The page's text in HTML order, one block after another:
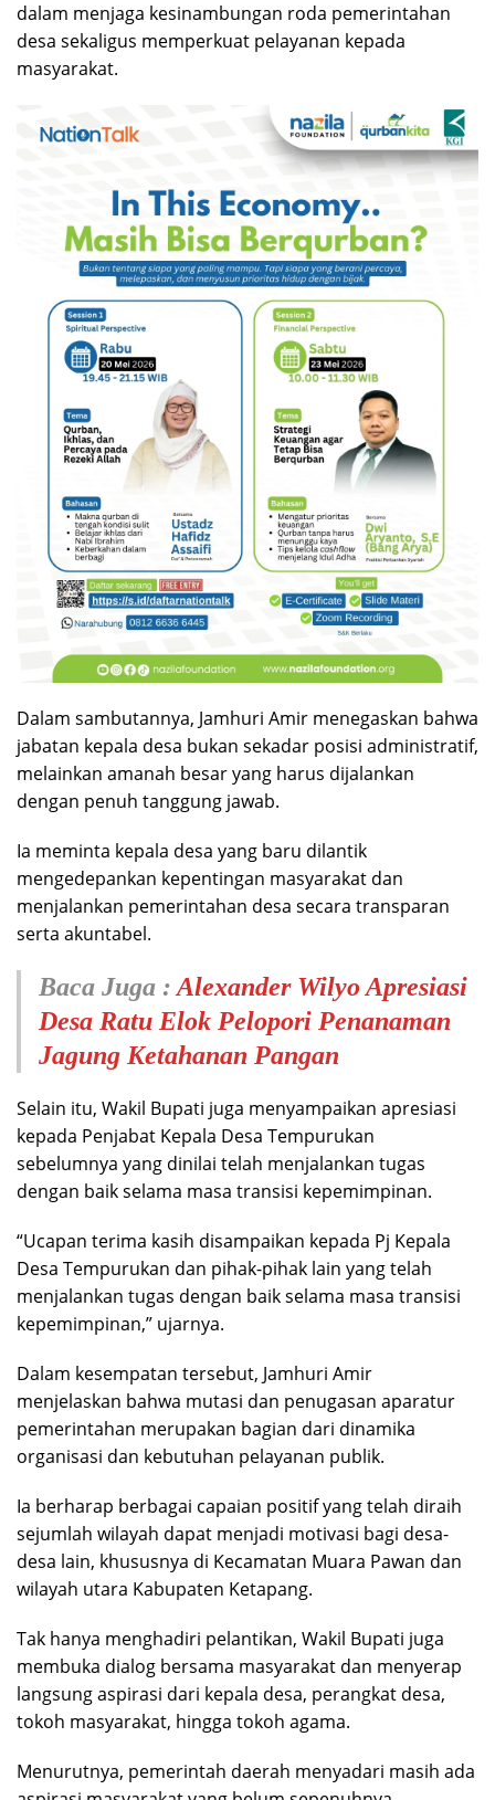
dalam menjaga kesinambungan roda pemerintahan
desa sekaligus memperkuat pelayanan kepada
masyarakat.
Dalam sambutannya, Jamhuri Amir menegaskan bahwa
jabatan kepala desa bukan sekadar posisi administratif,
melainkan amanah besar yang harus dijalankan
dengan penuh tanggung jawab.
Ia meminta kepala desa yang baru dilantik
mengedepankan kepentingan masyarakat dan
menjalankan pemerintahan desa secara transparan
serta akuntabel.
Baca Juga : Alexander Wilyo Apresiasi
Desa Ratu Elok Pelopori Penanaman
Jagung Ketahanan Pangan
Selain itu, Wakil Bupati juga menyampaikan apresiasi
kepada Penjabat Kepala Desa Tempurukan
sebelumnya yang dinilai telah menjalankan tugas
dengan baik selama masa transisi kepemimpinan.
“Ucapan terima kasih disampaikan kepada Pj Kepala
Desa Tempurukan dan pihak-pihak lain yang telah
menjalankan tugas dengan baik selama masa transisi
kepemimpinan,” ujarnya.
Dalam kesempatan tersebut, Jamhuri Amir
menjelaskan bahwa mutasi dan penugasan aparatur
pemerintahan merupakan bagian dari dinamika
organisasi dan kebutuhan pelayanan publik.
Ia berharap berbagai capaian positif yang telah diraih
sejumlah wilayah dapat menjadi motivasi bagi desa-
desa lain, khususnya di Kecamatan Muara Pawan dan
wilayah utara Kabupaten Ketapang.
Tak hanya menghadiri pelantikan, Wakil Bupati juga
membuka dialog bersama masyarakat dan menyerap
langsung aspirasi dari kepala desa, perangkat desa,
tokoh masyarakat, hingga tokoh agama.
Menurutnya, pemerintah daerah menyadari masih ada